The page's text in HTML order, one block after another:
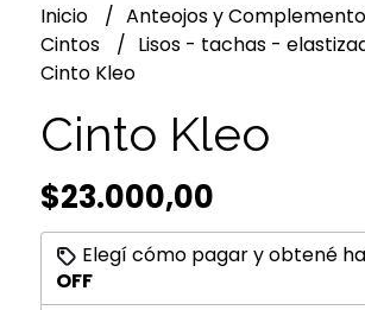
Inicio
Anteojos y
Cintos
Lisos - tachas -
Cinto Kleo
Cinto Kleo
$23.000,00
Elegí cómo pagar y obtené
OFF